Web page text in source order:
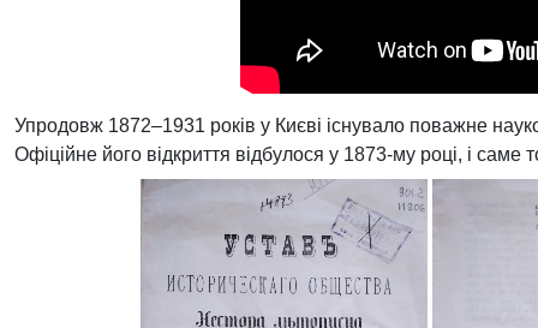
Упродовж 1872–1931 років у Києві існувало поважне
Офіційне його відкриття відбулося у 1873-му році, і